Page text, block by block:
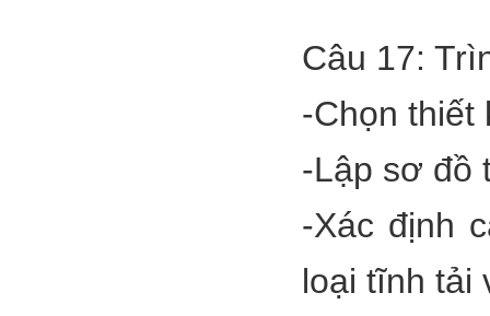
Câu 17:
-Chọn thiết
-Lập sơ đồ
-Xác định
loại tĩnh tải